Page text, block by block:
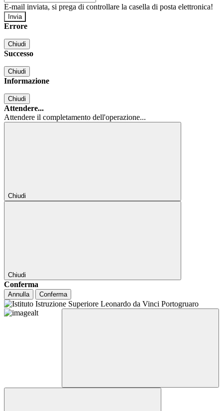
E-mail inviata, si prega di controllare la casella di posta elettronica!
Errore
Chiudi
Successo
Chiudi
Informazione
Chiudi
Attendere...
Attendere il completamento dell'operazione...
Chiudi
Chiudi
Conferma
Annulla Conferma